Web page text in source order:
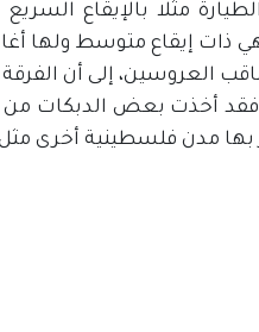
مثلا بالإيقاع
ذات إيقاع متوسط ولها
العروسين، إلى أن
أخذت بعض الدبكات من
بها مدن فلسطينية أخرى